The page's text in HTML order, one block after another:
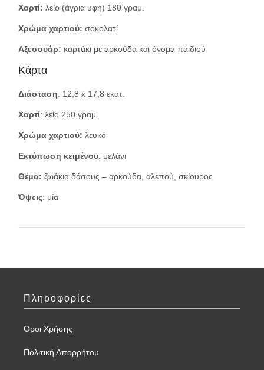
Χαρτί: λείο (άγρια υφή) 180 γραμ.
Χρώμα χαρτιού: σοκολατί
Αξεσουάρ: καρτάκι με αρκούδα και όνομα παιδιού
Κάρτα
Διάσταση: 12,8 x 17,8 εκατ.
Χαρτί: λείο 250 γραμ.
Χρώμα χαρτιού: λευκό
Εκτύπωση κειμένου: μελάνι
Θέμα: ζωάκια δάσους – αρκούδα, αλεπού, σκίουρος
Όψεις: μία
Πληροφορίες
Όροι Χρήσης
Πολιτική Απορρήτου